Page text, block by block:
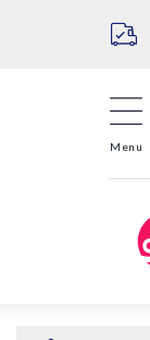
Menu